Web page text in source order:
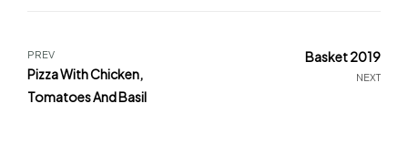
PREV
Pizza With Chicken,
Tomatoes And Basil
NEXT
Basket 2019